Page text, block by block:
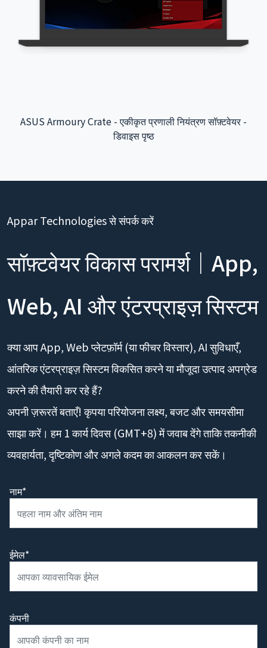
ASUS Armoury Crate - एकीकृत प्रणाली नियंत्रण सॉफ़्टवेयर -
डिवाइस पृष्ठ
Appar Technologies से संपर्क करें
सॉफ़्टवेयर विकास परामर्श｜App,
Web, AI और एंटरप्राइज़ सिस्टम
क्या आप App, Web प्लेटफ़ॉर्म (या फीचर विस्तार), AI सुविधाएँ,
आंतरिक एंटरप्राइज़ सिस्टम विकसित करने या मौजूदा उत्पाद अपग्रेड
करने की तैयारी कर रहे हैं?
अपनी ज़रूरतें बताएँ! कृपया परियोजना लक्ष्य, बजट और समयसीमा
साझा करें। हम 1 कार्य दिवस (GMT+8) में जवाब देंगे ताकि तकनीकी
व्यवहार्यता, दृष्टिकोण और अगले कदम का आकलन कर सकें।
नाम*
ईमेल*
कंपनी